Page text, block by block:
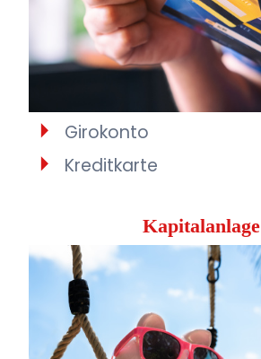
Girokonto
Kreditkarte
Kapitalanlage